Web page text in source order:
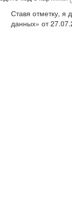
Ставя отметку, я
данных» от